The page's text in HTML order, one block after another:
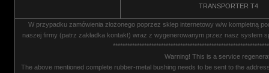
TRANSPORTER T4
W przypadku zamówienia złożonego poprzez sklep internetowy w/w kompletną
naszej firmy (patrz zakładka kontakt) wraz z wygenerowanym przez nasz system
Warning! This is a service
The above mentioned complete rubber-metal bushing needs to be sent to the